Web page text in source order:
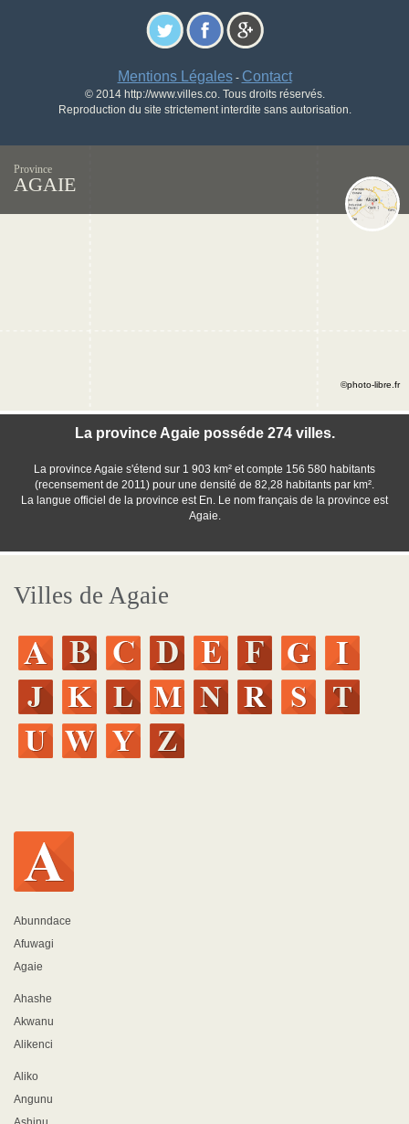
Mentions Légales- Contact
© 2014 http://www.villes.co. Tous droits réservés.
Reproduction du site strictement interdite sans autorisation.
Province
AGAIE
La province Agaie posséde 274 villes.
La province Agaie s'étend sur 1 903 km² et compte 156 580 habitants
(recensement de 2011) pour une densité de 82,28 habitants par km².
La langue officiel de la province est En. Le nom français de la province est
Agaie.
©photo-libre.fr
Villes de Agaie
Abunndace
Afuwagi
Agaie
Ahashe
Akwanu
Alikenci
Aliko
Angunu